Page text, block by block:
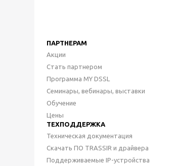
ПАРТНЕРАМ
Акции
Стать партнером
Программа MY DSSL
Семинары, вебинары, выставки
Обучение
Цены
ТЕХПОДДЕРЖКА
Техническая документация
Скачать ПО TRASSIR и драйвера
Поддерживаемые IP-устройства